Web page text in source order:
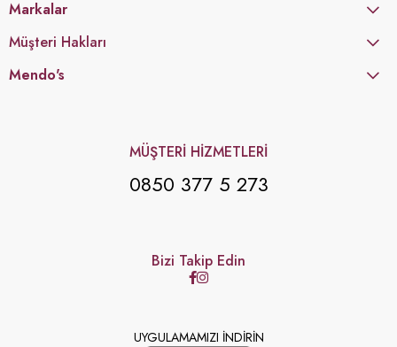
Markalar
Müşteri Hakları
Mendo's
MÜŞTERİ HİZMETLERİ
0850 377 5 273
Bizi Takip Edin
UYGULAMAMIZI İNDİRİN